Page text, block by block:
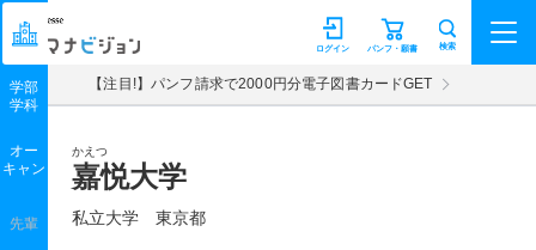
マナビジョン パンフ・願書
ログイン 検索
【注目!】パンフ請求で2000円分電子図書カードGET
かえつ
嘉悦大学
私立大学 東京都
学部
学科
オー
キャン
先輩